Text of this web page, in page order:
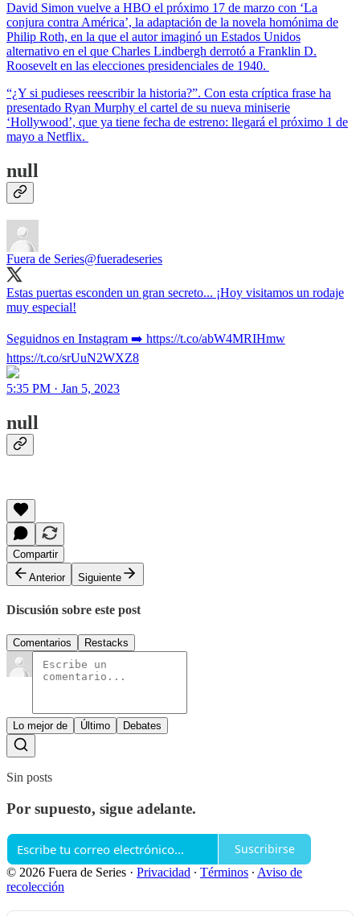
David Simon vuelve a HBO el próximo 17 de marzo con ‘La
conjura contra América’, la adaptación de la novela homónima de
Philip Roth, en la que el autor imaginó un Estados Unidos
alternativo en el que Charles Lindbergh derrotó a Franklin D.
Roosevelt en las elecciones presidenciales de 1940.
“¿Y si pudieses reescribir la historia?”. Con esta críptica frase ha
presentado Ryan Murphy el cartel de su nueva miniserie
‘Hollywood’, que ya tiene fecha de estreno: llegará el próximo 1 de
mayo a Netflix.
null
Fuera de Series@fueradeseries
Estas puertas esconden un gran secreto... ¡Hoy visitamos un rodaje
muy especial!
Seguidnos en Instagram ➡️ https://t.co/abW4MRIHmw
https://t.co/srUuN2WXZ8
5:35 PM · Jan 5, 2023
null
Compartir
Anterior
Siguiente
Discusión sobre este post
Comentarios Restacks
Lo mejor de Último Debates
Sin posts
Por supuesto, sigue adelante.
Suscribirse
© 2026 Fuera de Series · Privacidad ∙ Términos ∙ Aviso de
recolección